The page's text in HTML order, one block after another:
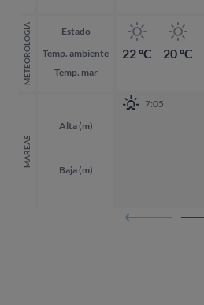
METEOROLOGÍA
Estado
Temp. ambiente
Temp. mar
MAREAS
Alta (m)
Baja (m)
22 ºC 20 ºC
7:05